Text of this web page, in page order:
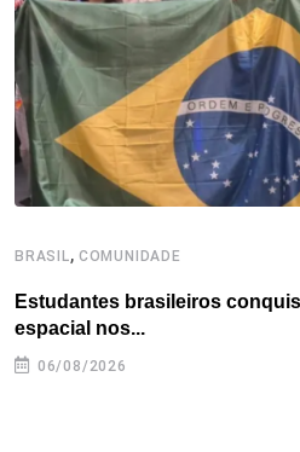
k n s
t
BRASIL, COMUNIDADE
Estudantes brasileiros
espacial nos...
06/08/2026